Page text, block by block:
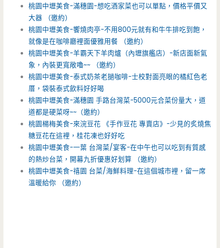
桃園中壢美食-滿穗園-想吃酒家菜也可以單點，價格平價又
大器 （邀約）
桃園中壢美食-饗燒肉亭-不用800元就有和牛牛排吃到飽，
就像是在咖啡廳裡面優雅用餐 （邀約）
桃園中壢美食-羊霸天下羊肉爐（內壢旗艦店）-新店面新氣
象，內裝更寬敞嚕~~ （邀約）
桃園中壢美食-泰式奶茶老撾咖啡-士校對面亮眼的橘紅色老
厝，袋裝泰式飲料好好喝
桃園中壢美食-滿穗園 手路台灣菜-5000元合菜份量大，道
道都是硬菜呀~~（邀約）
桃園楊梅美食-來浣豆花 《手作豆花 專賣店》-少見的炙燒焦
糖豆花在這裡，桂花凍也好好吃
桃園中壢美食-一葉 台灣菜/宴客-在中午也可以吃到有質感
的熱炒台菜，開幕九折優惠好划算 （邀約）
桃園中壢美食-禧園 台菜/海鮮料理-在這個城市裡，留一席
溫暖給你 （邀約）